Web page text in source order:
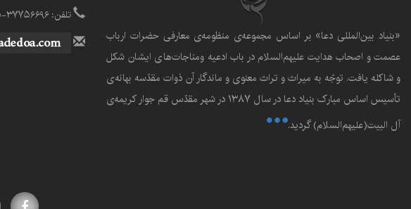
«بنياد بين‌المللى دعا» بر اساس مجموعه‌ی منظومه‌ی معارفى حضرات ارباب
عصمت و اصحاب هدايت عليهم‌السلام در باب ادعيه ومناجات‌هاى ايشان شکل
و شاکله يافت. توجّه به ميراث و تراث معنوى و ماندگار آن ذوات مقدّسه بهانه‌ى
تأسيس اساس مبارک بنياد دعا در سال ۱۳۸۷ در شهر مقدّس قم جوار کريمه‌ی
آل البيت(علیهم‌السلام) گرديد.
تلفن: ۳۷۷۵۶۶۹۶-۰۲۵